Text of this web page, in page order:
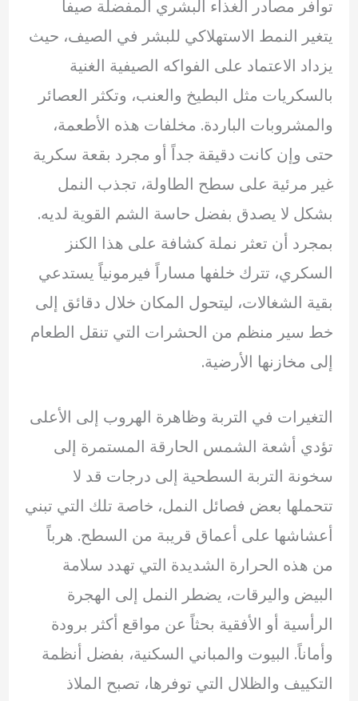
توافر مصادر الغذاء البشري المفضلة صيفاً
يتغير النمط الاستهلاكي للبشر في الصيف، حيث
يزداد الاعتماد على الفواكه الصيفية الغنية
بالسكريات مثل البطيخ والعنب، وتكثر العصائر
والمشروبات الباردة. مخلفات هذه الأطعمة،
حتى وإن كانت دقيقة جداً أو مجرد بقعة سكرية
غير مرئية على سطح الطاولة، تجذب النمل
بشكل لا يصدق بفضل حاسة الشم القوية لديه.
بمجرد أن تعثر نملة كشافة على هذا الكنز
السكري، تترك خلفها مساراً فيرمونياً يستدعي
بقية الشغالات، ليتحول المكان خلال دقائق إلى
خط سير منظم من الحشرات التي تنقل الطعام
إلى مخازنها الأرضية.
التغيرات في التربة وظاهرة الهروب إلى الأعلى
تؤدي أشعة الشمس الحارقة المستمرة إلى
سخونة التربة السطحية إلى درجات قد لا
تتحملها بعض فصائل النمل، خاصة تلك التي تبني
أعشاشها على أعماق قريبة من السطح. هرباً
من هذه الحرارة الشديدة التي تهدد سلامة
البيض واليرقات، يضطر النمل إلى الهجرة
الرأسية أو الأفقية بحثاً عن مواقع أكثر برودة
وأماناً. البيوت والمباني السكنية، بفضل أنظمة
التكييف والظلال التي توفرها، تصبح الملاذ